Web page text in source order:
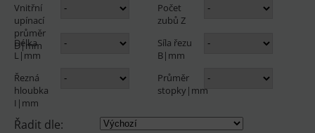
Vnitřní
upínací
průměr
D|mm
Počet
zubů Z
Délka
L|mm
Síla řezu
B|mm
Řezná
hloubka
I|mm
Průměr
stopky|mm
Řadit dle: